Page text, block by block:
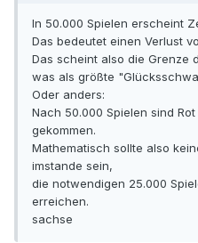
In 50.000 Spielen erscheint
Das bedeutet einen Verlust
Das scheint also die Grenze
was als größte
Oder anders:
Nach 50.000 Spielen sind
gekommen.
Mathematisch sollte also
imstande sein,
die notwendigen 25.000
erreichen.
sachse